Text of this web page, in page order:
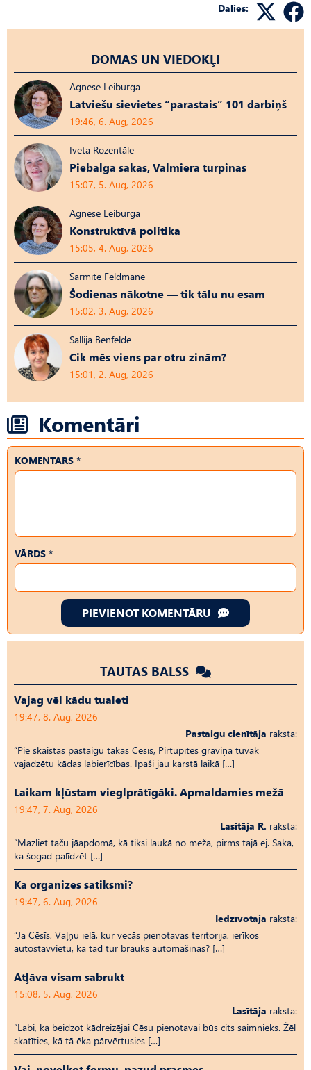
Dalies:
DOMAS UN VIEDOKĻI
Agnese Leiburga
Latviešu sievietes “parastais” 101 darbiņš
19:46, 6. Aug, 2026
Iveta Rozentāle
Piebalgā sākās, Valmierā turpinās
15:07, 5. Aug, 2026
Agnese Leiburga
Konstruktīvā politika
15:05, 4. Aug, 2026
Sarmīte Feldmane
Šodienas nākotne — tik tālu nu esam
15:02, 3. Aug, 2026
Sallija Benfelde
Cik mēs viens par otru zinām?
15:01, 2. Aug, 2026
Komentāri
KOMENTĀRS *
VĀRDS *
PIEVIENOT KOMENTĀRU
TAUTAS BALSS
Vajag vēl kādu tualeti
19:47, 8. Aug, 2026
Pastaigu cienītāja raksta:
“Pie skaistās pastaigu takas Cēsīs, Pirtupītes graviņā tuvāk
vajadzētu kādas labierīcības. Īpaši jau karstā laikā […]
Laikam kļūstam vieglprātīgāki. Apmaldamies mežā
19:47, 7. Aug, 2026
Lasītāja R. raksta:
“Mazliet taču jāapdomā, kā tiksi laukā no meža, pirms tajā ej. Saka,
ka šogad palīdzēt […]
Kā organizēs satiksmi?
19:47, 6. Aug, 2026
Iedzīvotāja raksta:
“Ja Cēsīs, Vaļņu ielā, kur vecās pienotavas teritorija, ierīkos
autostāvvietu, kā tad tur brauks automašīnas? […]
Atļāva visam sabrukt
15:08, 5. Aug, 2026
Lasītāja raksta:
“Labi, ka beidzot kādreizējai Cēsu pienotavai būs cits saimnieks. Žēl
skatīties, kā tā ēka pārvērtusies […]